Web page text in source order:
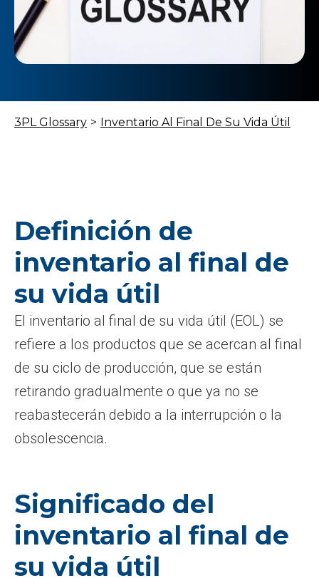
3PL Glossary > Inventario Al Final De Su Vida Útil
Definición de
inventario al final de
su vida útil
El inventario al final de su vida útil (EOL) se
refiere a los productos que se acercan al final
de su ciclo de producción, que se están
retirando gradualmente o que ya no se
reabastecerán debido a la interrupción o la
obsolescencia.
Significado del
inventario al final de
su vida útil